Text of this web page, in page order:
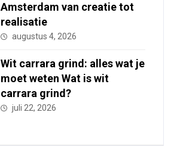
Amsterdam van creatie tot
realisatie
augustus 4, 2026
Wit carrara grind: alles wat je
moet weten Wat is wit
carrara grind?
juli 22, 2026